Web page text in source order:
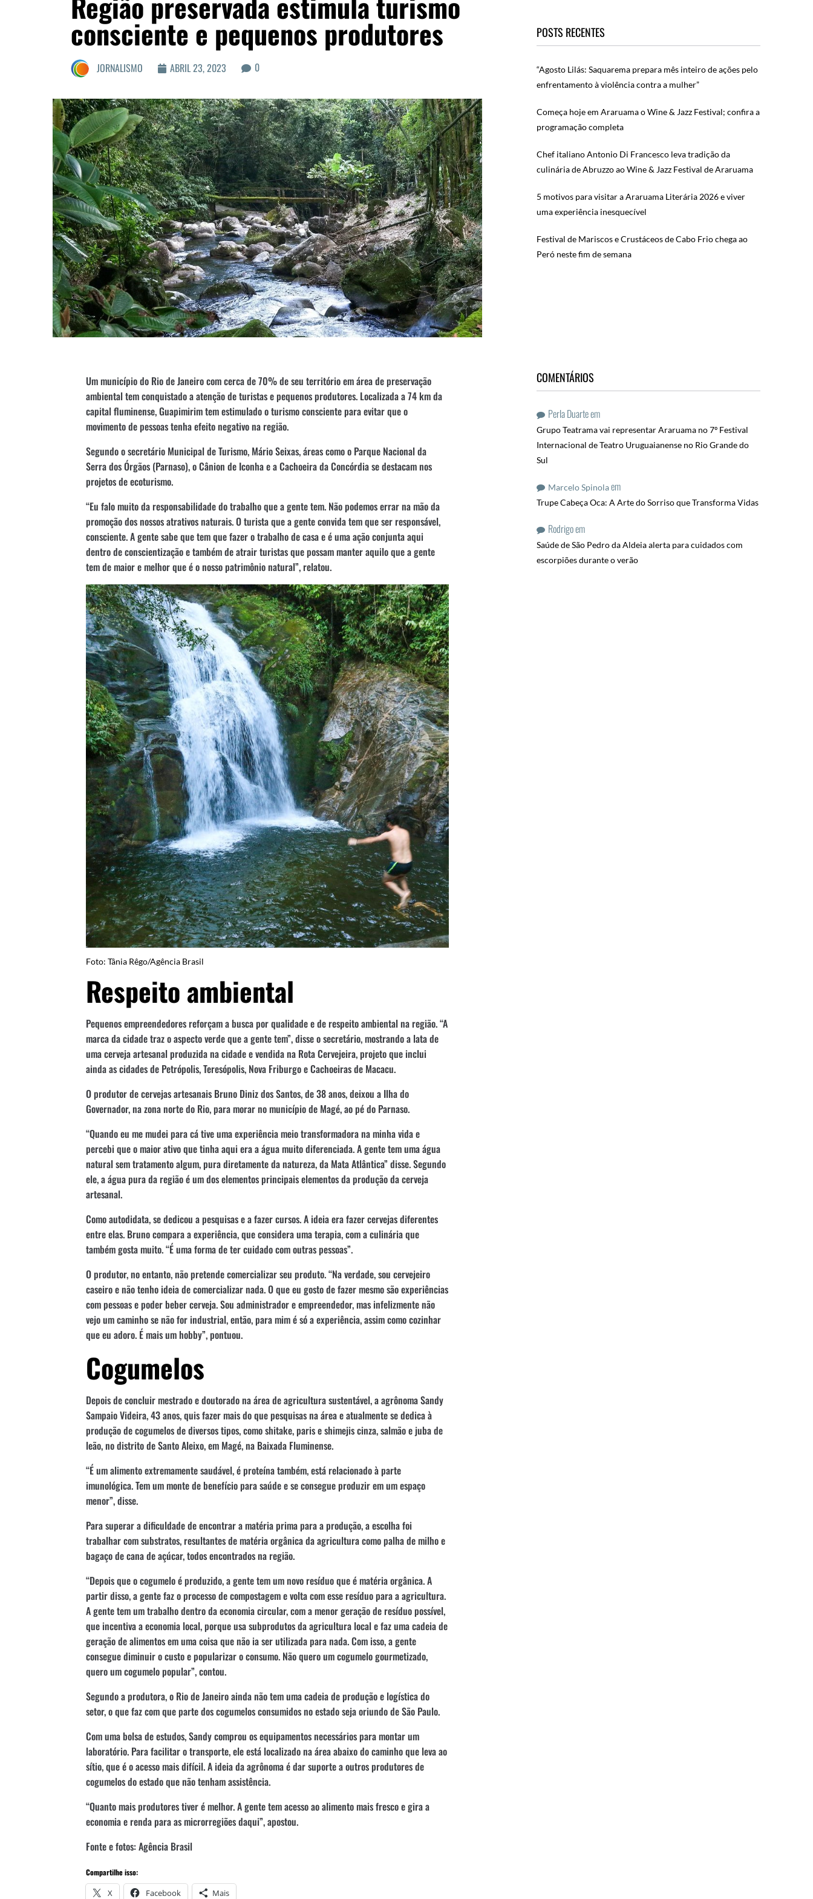
consciente e pequenos produtores
JORNALISMO ABRIL 23, 2023 0
Um município do Rio de Janeiro com cerca de 70% de seu território em área de preservação
ambiental tem conquistado a atenção de turistas e pequenos produtores. Localizada a 74 km da
capital fluminense, Guapimirim tem estimulado o turismo consciente para evitar que o
movimento de pessoas tenha efeito negativo na região.
Segundo o secretário Municipal de Turismo, Mário Seixas, áreas como o Parque Nacional da
Serra dos Órgãos (Parnaso), o Cânion de Iconha e a Cachoeira da Concórdia se destacam nos
projetos de ecoturismo.
“Eu falo muito da responsabilidade do trabalho que a gente tem. Não podemos errar na mão da
promoção dos nossos atrativos naturais. O turista que a gente convida tem que ser responsável,
consciente. A gente sabe que tem que fazer o trabalho de casa e é uma ação conjunta aqui
dentro de conscientização e também de atrair turistas que possam manter aquilo que a gente
tem de maior e melhor que é o nosso patrimônio natural”, relatou.
Foto: Tânia Rêgo/Agência Brasil
Respeito ambiental
Pequenos empreendedores reforçam a busca por qualidade e de respeito ambiental na região. “A
marca da cidade traz o aspecto verde que a gente tem”, disse o secretário, mostrando a lata de
uma cerveja artesanal produzida na cidade e vendida na Rota Cervejeira, projeto que inclui
ainda as cidades de Petrópolis, Teresópolis, Nova Friburgo e Cachoeiras de Macacu.
O produtor de cervejas artesanais Bruno Diniz dos Santos, de 38 anos, deixou a Ilha do
Governador, na zona norte do Rio, para morar no município de Magé, ao pé do Parnaso.
“Quando eu me mudei para cá tive uma experiência meio transformadora na minha vida e
percebi que o maior ativo que tinha aqui era a água muito diferenciada. A gente tem uma água
natural sem tratamento algum, pura diretamente da natureza, da Mata Atlântica” disse. Segundo
ele, a água pura da região é um dos elementos principais elementos da produção da cerveja
artesanal.
Como autodidata, se dedicou a pesquisas e a fazer cursos. A ideia era fazer cervejas diferentes
entre elas. Bruno compara a experiência, que considera uma terapia, com a culinária que
também gosta muito. “É uma forma de ter cuidado com outras pessoas”.
O produtor, no entanto, não pretende comercializar seu produto. “Na verdade, sou cervejeiro
caseiro e não tenho ideia de comercializar nada. O que eu gosto de fazer mesmo são experiências
com pessoas e poder beber cerveja. Sou administrador e empreendedor, mas infelizmente não
vejo um caminho se não for industrial, então, para mim é só a experiência, assim como cozinhar
que eu adoro. É mais um hobby”, pontuou.
Cogumelos
Depois de concluir mestrado e doutorado na área de agricultura sustentável, a agrônoma Sandy
Sampaio Videira, 43 anos, quis fazer mais do que pesquisas na área e atualmente se dedica à
produção de cogumelos de diversos tipos, como shitake, paris e shimejis cinza, salmão e juba de
leão, no distrito de Santo Aleixo, em Magé, na Baixada Fluminense.
“É um alimento extremamente saudável, é proteína também, está relacionado à parte
imunológica. Tem um monte de benefício para saúde e se consegue produzir em um espaço
menor”, disse.
Para superar a dificuldade de encontrar a matéria prima para a produção, a escolha foi
trabalhar com substratos, resultantes de matéria orgânica da agricultura como palha de milho e
bagaço de cana de açúcar, todos encontrados na região.
“Depois que o cogumelo é produzido, a gente tem um novo resíduo que é matéria orgânica. A
partir disso, a gente faz o processo de compostagem e volta com esse resíduo para a agricultura.
A gente tem um trabalho dentro da economia circular, com a menor geração de resíduo possível,
que incentiva a economia local, porque usa subprodutos da agricultura local e faz uma cadeia de
geração de alimentos em uma coisa que não ia ser utilizada para nada. Com isso, a gente
consegue diminuir o custo e popularizar o consumo. Não quero um cogumelo gourmetizado,
quero um cogumelo popular”, contou.
Segundo a produtora, o Rio de Janeiro ainda não tem uma cadeia de produção e logística do
setor, o que faz com que parte dos cogumelos consumidos no estado seja oriundo de São Paulo.
Com uma bolsa de estudos, Sandy comprou os equipamentos necessários para montar um
laboratório. Para facilitar o transporte, ele está localizado na área abaixo do caminho que leva ao
sítio, que é o acesso mais difícil. A ideia da agrônoma é dar suporte a outros produtores de
cogumelos do estado que não tenham assistência.
“Quanto mais produtores tiver é melhor. A gente tem acesso ao alimento mais fresco e gira a
economia e renda para as microrregiões daqui”, apostou.
Fonte e fotos: Agência Brasil
Compartilhe isso:
X Facebook Mais
POSTS RECENTES
“Agosto Lilás: Saquarema prepara mês inteiro de ações pelo
enfrentamento à violência contra a mulher”
Começa hoje em Araruama o Wine & Jazz Festival; confira a
programação completa
Chef italiano Antonio Di Francesco leva tradição da
culinária de Abruzzo ao Wine & Jazz Festival de Araruama
5 motivos para visitar a Araruama Literária 2026 e viver
uma experiência inesquecível
Festival de Mariscos e Crustáceos de Cabo Frio chega ao
Peró neste fim de semana
COMENTÁRIOS
Perla Duarteem
Grupo Teatrama vai representar Araruama no 7º Festival
Internacional de Teatro Uruguaianense no Rio Grande do
Sul
Marcelo Spinolaem
Trupe Cabeça Oca: A Arte do Sorriso que Transforma Vidas
Rodrigoem
Saúde de São Pedro da Aldeia alerta para cuidados com
escorpiões durante o verão